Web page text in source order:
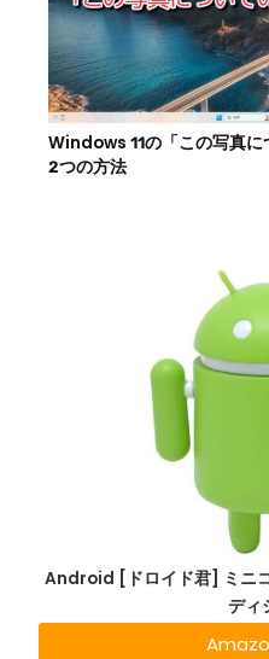
Windows 11の「この写真
2つの方法
Android [ドロイド君] ミニ
ディ